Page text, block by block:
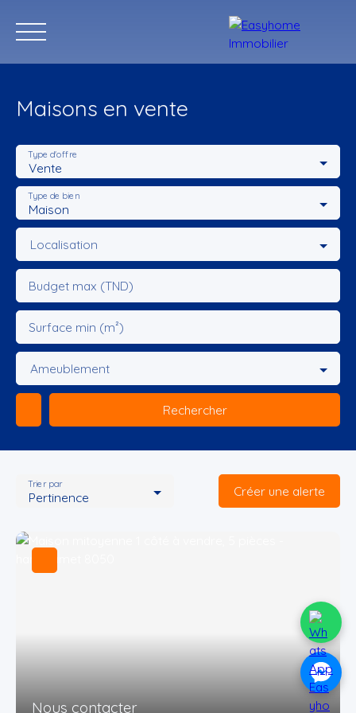
Accueil Acheter Programmes Neufs Location annuelle
Estimation
Maisons en vente
Vente
Type d'offre
Maison
Type de bien
Localisation
Budget max (TND)
Surface min (m²)
Ameublement
Rechercher
Pertinence
Trier par Créer une alerte
Nous contacter